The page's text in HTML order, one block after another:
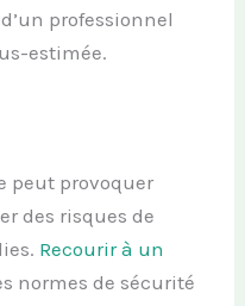
professionnel
estimée.
peut provoquer
des risques de
Recourir à un
normes de sécurité